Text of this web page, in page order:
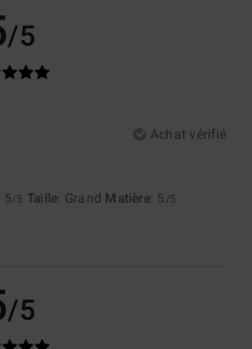
/5
Achat vérifié
5/5 Taille: Grand Matière: 5 /5
/5